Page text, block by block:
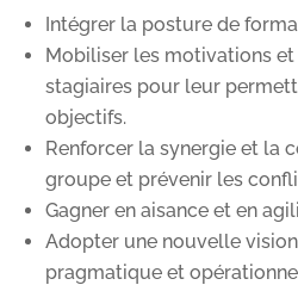
Intégrer la posture de
Mobiliser les motivations
stagiaires pour leur
objectifs.
Renforcer la synergie et la
groupe et prévenir les
Gagner en aisance et en
Adopter une nouvelle
pragmatique et